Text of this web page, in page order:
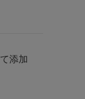
添加